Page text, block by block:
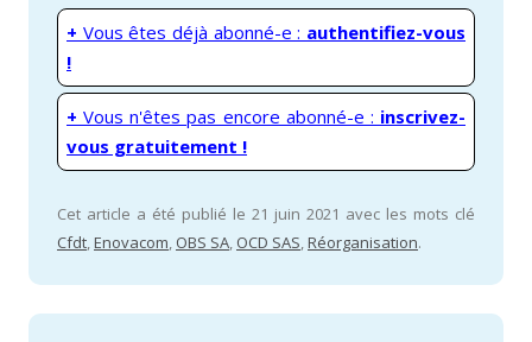
+ Vous êtes déjà abonné-e : authentifiez-vous
!
+ Vous n'êtes pas encore abonné-e : inscrivez-
vous gratuitement !
Cet article a été publié le 21 juin 2021 avec les mots clé
Cfdt,Enovacom, OBS SA, OCD SAS,Réorganisation.